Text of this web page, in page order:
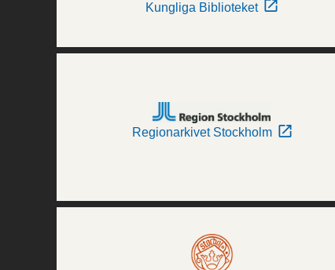
Kungliga Biblioteket
Regionarkivet Stockholm